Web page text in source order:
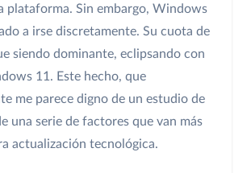
plataforma. Sin embargo, Windows
a irse discretamente. Su cuota de
siendo dominante, eclipsando con
11. Este hecho, que
me parece digno de un estudio de
una serie de factores que van más
actualización tecnológica.